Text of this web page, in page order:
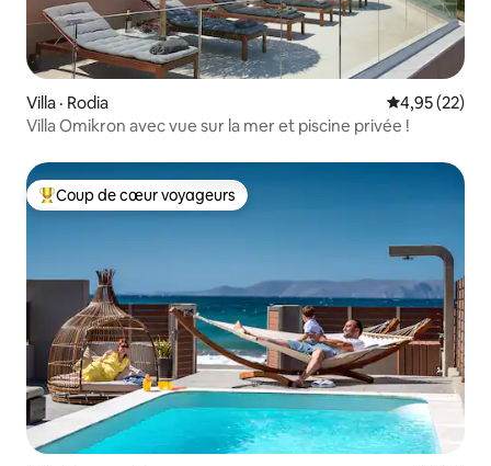
Villa · Rodia Note
4,95 (22)
Villa Omikron avec vue sur la mer et piscine privée !
Coup de cœur voyageurs parmi les plus aimés
Coup de cœur voyageurs